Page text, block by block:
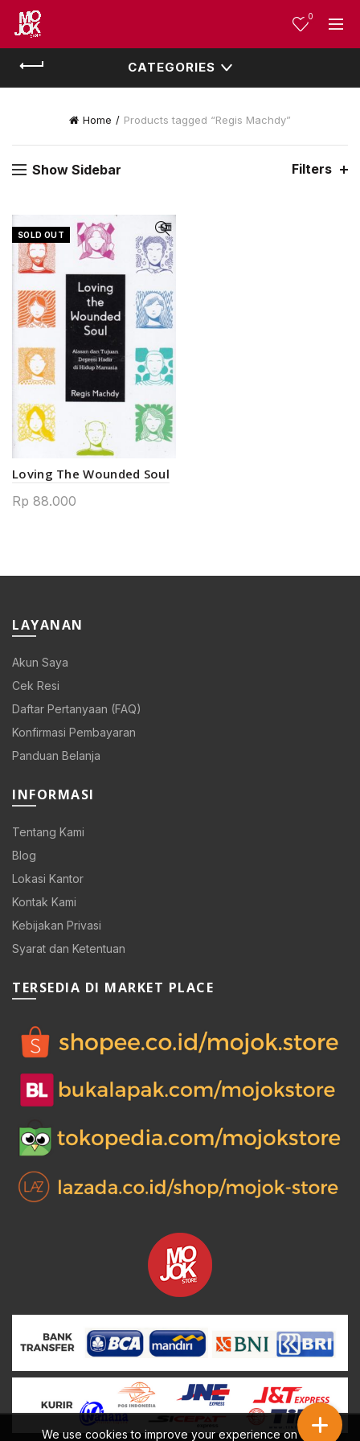
0
CATEGORIES
Home Products tagged “Regis Machdy”
Show Sidebar Filters
SOLD OUT
Loving The Wounded Soul
Rp 88.000
LAYANAN
Akun Saya
Cek Resi
Daftar Pertanyaan (FAQ)
Konfirmasi Pembayaran
Panduan Belanja
INFORMASI
Tentang Kami
Blog
Lokasi Kantor
Kontak Kami
Kebijakan Privasi
Syarat dan Ketentuan
TERSEDIA DI MARKET PLACE
We use cookies to improve your experience on our